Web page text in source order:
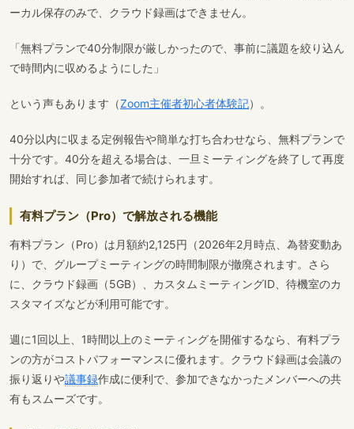
ーカル保存のみで、クラウド録画はできません。
「無料プランで40分制限が厳しかったので、事前に議題を絞り込ん
で時間内に収めるようにした」
という声もあります（Zoom主催者初心者体験記）。
40分以内に収まる定例報告や簡単な打ち合わせなら、無料プランで
十分です。40分を超える場合は、一旦ミーティングを終了して再度
開始すれば、同じ参加者で続けられます。
有料プラン（Pro）で解放される機能
有料プラン（Pro）は月額約2,125円（2026年2月時点、為替変動あ
り）で、グループミーティングの時間制限が撤廃されます。さら
に、クラウド録画（5GB）、カスタムミーティングID、待機室のカ
スタマイズなどが利用可能です。
週に1回以上、1時間以上のミーティングを開催するなら、有料プラ
ンの方がコストパフォーマンスに優れます。クラウド録画は会議の
振り返りや議事録作成に便利で、参加できなかったメンバーへの共
有もスムーズです。